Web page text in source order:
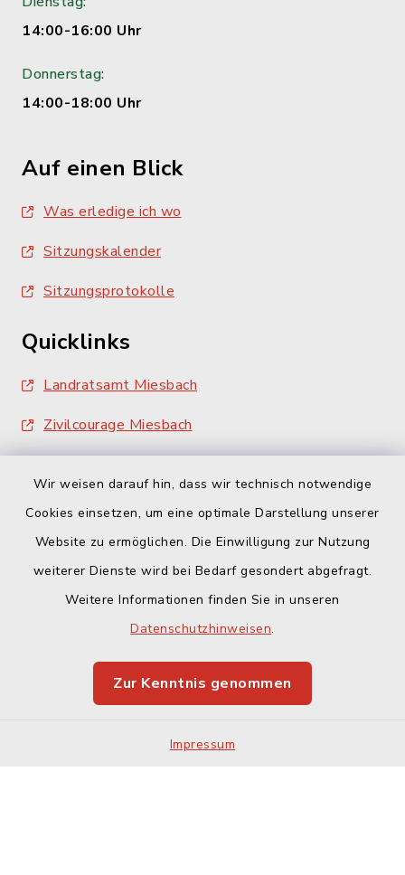
Wir weisen darauf hin, dass wir technisch notwendige
Cookies einsetzen, um eine optimale Darstellung unserer
Website zu ermöglichen. Die Einwilligung zur Nutzung
weiterer Dienste wird bei Bedarf gesondert abgefragt.
Weitere Informationen finden Sie in unseren
Datenschutzhinweisen.
Zur Kenntnis genommen
Impressum
14:00-16:00 Uhr
Donnerstag:
14:00-18:00 Uhr
Auf einen Blick
Was erledige ich wo
Sitzungskalender
Sitzungsprotokolle
Quicklinks
Landratsamt Miesbach
Zivilcourage Miesbach
Barrierefreiheit
Impressum
Sitemap